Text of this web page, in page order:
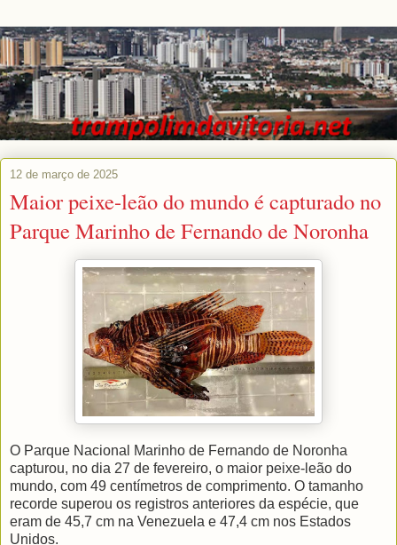
12 de março de 2025
Maior peixe-leão do mundo é capturado no
Parque Marinho de Fernando de Noronha
O Parque Nacional Marinho de Fernando de Noronha
capturou, no dia 27 de fevereiro, o maior peixe-leão do
mundo, com 49 centímetros de comprimento. O tamanho
recorde superou os registros anteriores da espécie, que
eram de 45,7 cm na Venezuela e 47,4 cm nos Estados
Unidos.